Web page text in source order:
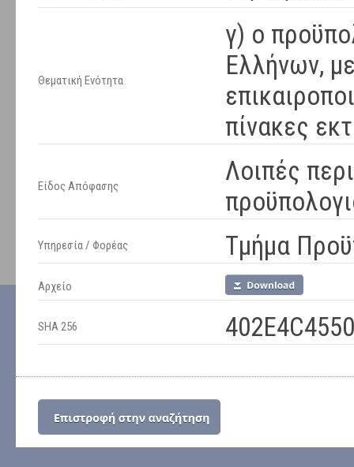
Θεματική Ενότητα
γ) ο
Ελλήνων,
πίνακες
Είδος Απόφασης
Λοιπές
Υπηρεσία / Φορέας Τμήμα
Αρχείο
SHA 256